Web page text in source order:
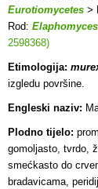
Eurotiomycetes >
Rod: Elaphomyces
2598368)
Etimologija:
izgledu površine.
Engleski naziv:
Plodno tijelo:
gomoljasto, tvrdo,
smećkasto do
bradavicama,